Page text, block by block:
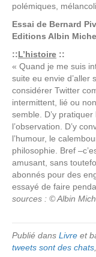
polémiques,
Essai de Bernard
Editions Albin
::L’histoire ::
« Quand je me suis
suite eu envie d’aller
considérer Twitter
intermittent, lié ou
semble. D’y pratiquer
l’observation. D’y
l’humour, le
philosophie. Bref
amusant, sans
abonnés pour des
essayé de faire
sources : © Albin
Publié dans Livre et
tweets sont des chats